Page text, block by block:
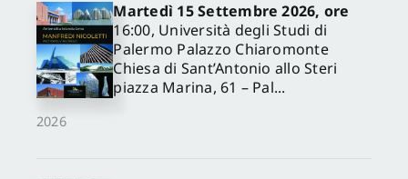
2026
Martedì 15 Settembre 2026, ore
16:00, Università degli Studi di
Palermo Palazzo Chiaromonte
Chiesa di Sant’Antonio allo Steri
piazza Marina, 61 – Pal...